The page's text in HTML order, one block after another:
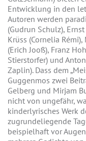
Entwicklung in den
Autoren werden
(Gudrun Schulz),
Krüss (Cornelia
(Erich Jooß), Franz
Stierstorfer) und
Zaplin). Dass dem
Guggenmos zwei
Gelberg und Mirjam
nicht von ungefähr,
kinderlyrisches Werk
zugrundeliegende
beispielhaft vor